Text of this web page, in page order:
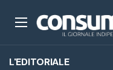
Menu
L'EDITORIALE